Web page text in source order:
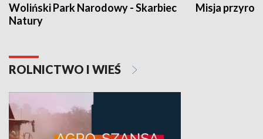
Woliński Park Narodowy - Skarbiec
Natury
Misja
ROLNICTWO I WIEŚ